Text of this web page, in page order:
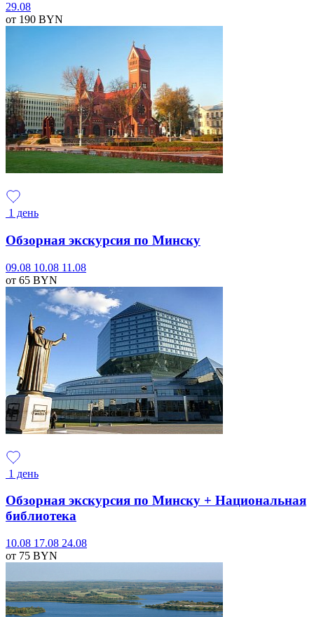
29.08
от 190 BYN
1 день
Обзорная экскурсия по Минску
09.08 10.08 11.08
от 65 BYN
1 день
Обзорная экскурсия по Минску + Национальная
библиотека
10.08 17.08 24.08
от 75 BYN